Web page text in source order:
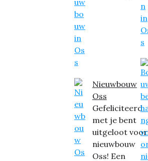
Nieuwbouw
Oss
Gefeliciteerd
met je bent
uitgeloot voor
nieuwbouw
Oss! Een